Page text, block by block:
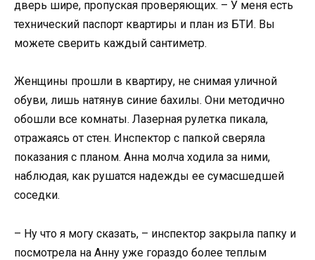
дверь шире, пропуская проверяющих. – У меня есть
технический паспорт квартиры и план из БТИ. Вы
можете сверить каждый сантиметр.
Женщины прошли в квартиру, не снимая уличной
обуви, лишь натянув синие бахилы. Они методично
обошли все комнаты. Лазерная рулетка пикала,
отражаясь от стен. Инспектор с папкой сверяла
показания с планом. Анна молча ходила за ними,
наблюдая, как рушатся надежды ее сумасшедшей
соседки.
– Ну что я могу сказать, – инспектор закрыла папку и
посмотрела на Анну уже гораздо более теплым